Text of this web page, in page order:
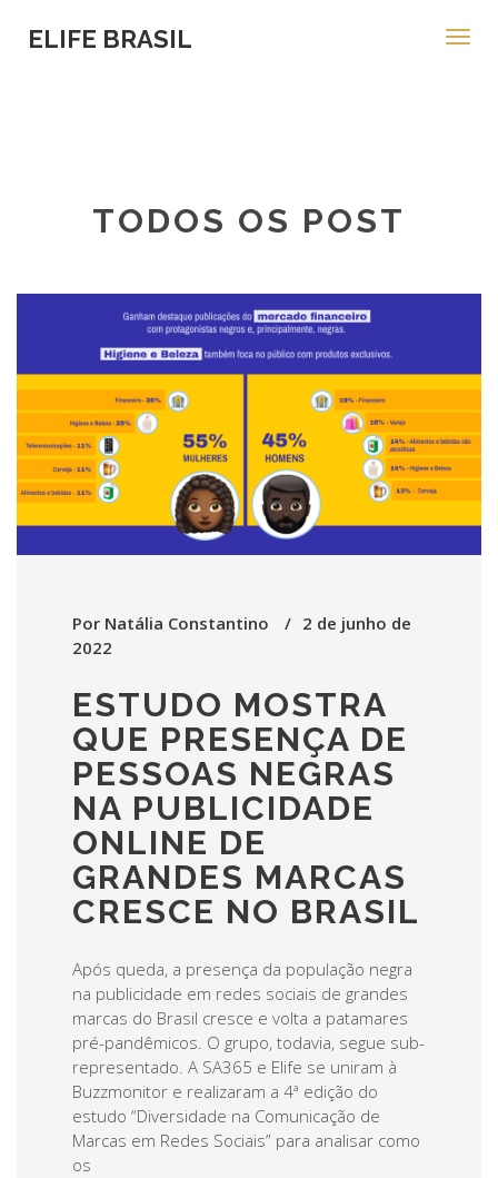
ELIFE BRASIL
TODOS OS POST
Por Natália Constantino
2 de junho de
2022
ESTUDO MOSTRA
QUE PRESENÇA DE
PESSOAS NEGRAS
NA PUBLICIDADE
ONLINE DE
GRANDES MARCAS
CRESCE NO BRASIL
Após queda, a presença da população negra
na publicidade em redes sociais de grandes
marcas do Brasil cresce e volta a patamares
pré-pandêmicos. O grupo, todavia, segue sub-
representado. A SA365 e Elife se uniram à
Buzzmonitor e realizaram a 4ª edição do
estudo “Diversidade na Comunicação de
Marcas em Redes Sociais” para analisar como
os